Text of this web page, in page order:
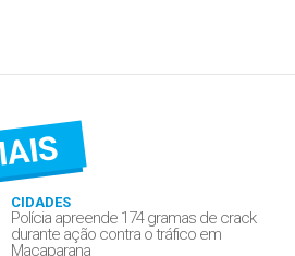
CIDADES
Polícia apreende 174 gramas de crack
durante ação contra o tráfico em
Macaparana